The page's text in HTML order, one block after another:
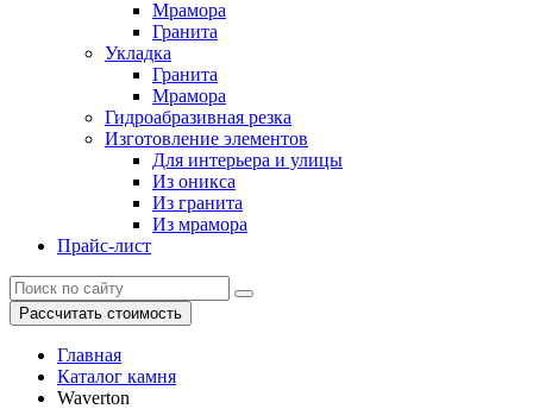
Мрамора
Гранита
Укладка
Гранита
Мрамора
Гидроабразивная резка
Изготовление элементов
Для интерьера и улицы
Из оникса
Из гранита
Из мрамора
Прайс-лист
Рассчитать стоимость
Главная
Каталог камня
Waverton